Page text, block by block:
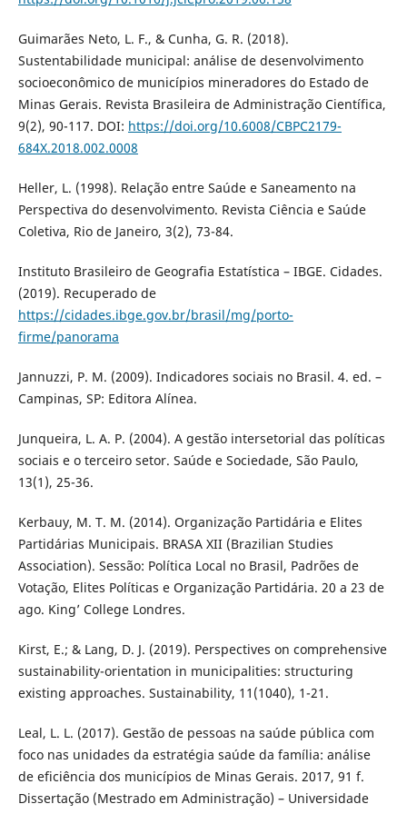
Guimarães Neto, L. F., & Cunha, G. R. (2018).
Sustentabilidade municipal: análise de desenvolvimento
socioeconômico de municípios mineradores do Estado de
Minas Gerais. Revista Brasileira de Administração Científica,
9(2), 90-117. DOI: https://doi.org/10.6008/CBPC2179-
684X.2018.002.0008
Heller, L. (1998). Relação entre Saúde e Saneamento na
Perspectiva do desenvolvimento. Revista Ciência e Saúde
Coletiva, Rio de Janeiro, 3(2), 73-84.
Instituto Brasileiro de Geografia Estatística – IBGE. Cidades.
(2019). Recuperado de
https://cidades.ibge.gov.br/brasil/mg/porto-
firme/panorama
Jannuzzi, P. M. (2009). Indicadores sociais no Brasil. 4. ed. –
Campinas, SP: Editora Alínea.
Junqueira, L. A. P. (2004). A gestão intersetorial das políticas
sociais e o terceiro setor. Saúde e Sociedade, São Paulo,
13(1), 25-36.
Kerbauy, M. T. M. (2014). Organização Partidária e Elites
Partidárias Municipais. BRASA XII (Brazilian Studies
Association). Sessão: Política Local no Brasil, Padrões de
Votação, Elites Políticas e Organização Partidária. 20 a 23 de
ago. King’ College Londres.
Kirst, E.; & Lang, D. J. (2019). Perspectives on comprehensive
sustainability-orientation in municipalities: structuring
existing approaches. Sustainability, 11(1040), 1-21.
Leal, L. L. (2017). Gestão de pessoas na saúde pública com
foco nas unidades da estratégia saúde da família: análise
de eficiência dos municípios de Minas Gerais. 2017, 91 f.
Dissertação (Mestrado em Administração) – Universidade